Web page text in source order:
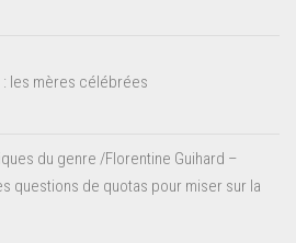
: les mères célébrées
du genre /Florentine Guihard –
questions de quotas pour miser sur la